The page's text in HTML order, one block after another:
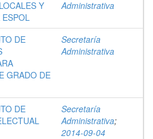
Y
ESPOL
Administrativa
DE
GRADO DE
Secretaría
Administrativa
DE
Secretaría
Administrativa;
2014-09-04